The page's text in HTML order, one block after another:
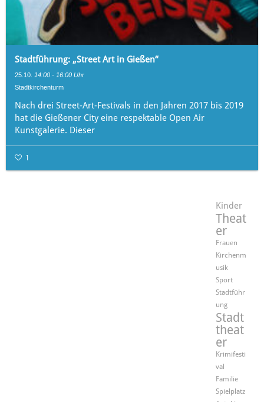
Stadtführung: „Street Art in Gießen“
25.10. 14:00 - 16:00 Uhr
Stadtkirchenturm
Nach drei Street-Art-Festivals in den Jahren 2017 bis 2019
hat die Gießener City eine respektable Open Air
Kunstgalerie. Dieser
1
Kinder
Theat
er
Frauen
Kirchenm
usik
Sport
Stadtführ
ung
Stadt
theat
er
Krimifesti
val
Familie
Spielplatz